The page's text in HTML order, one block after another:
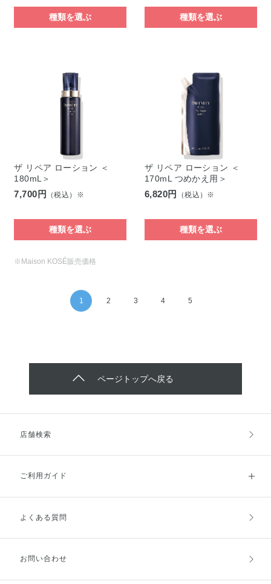
種類を選ぶ 種類を選ぶ
ザ リペア ローション ＜
180mL＞
7,700円 （税込）※
種類を選ぶ
ザ リペア ローション ＜
170mL つめかえ用＞
6,820円 （税込）※
種類を選ぶ
※Maison KOSÉ販売価格
1 2 3 4 5
ページトップへ戻る
店舗検索
ご利用ガイド
ご利用ガイドトップ
お支払方法
よくある質問
お問い合わせ